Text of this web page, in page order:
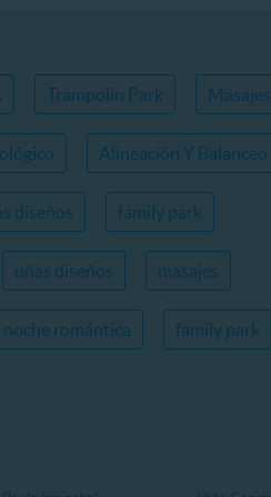
Trampolin Park Masajes
Alineación Y Balanceo
diseños family park
uñas diseños masajes
noche romántica family park